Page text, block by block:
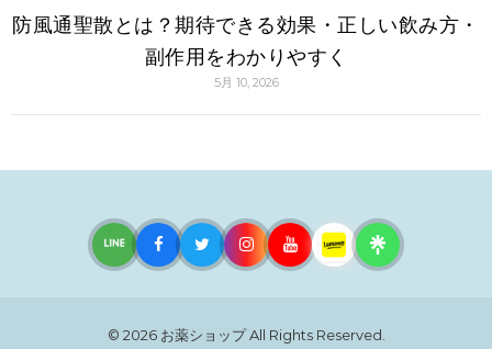
防風通聖散とは？期待できる効果・正しい飲み方・
副作用をわかりやすく
5月 10, 2026
© 2026お薬ショップAll Rights Reserved.